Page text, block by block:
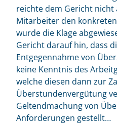
reichte dem Gericht nicht
Mitarbeiter den
wurde die Klage
Gericht darauf hin, dass
Entgegennahme von
keine Kenntnis des
welche diesen dann zur
Überstundenvergütung
Geltendmachung von
Anforderungen gestellt…